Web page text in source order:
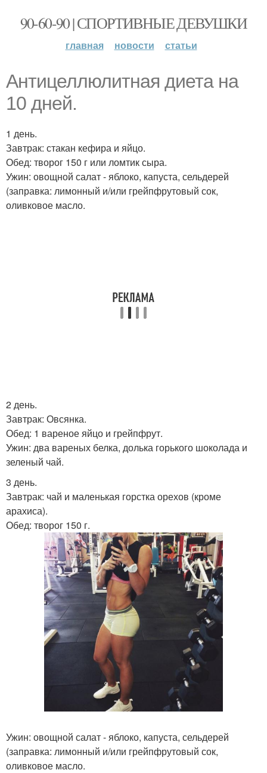
90-60-90 | СПОРТИВНЫЕ ДЕВУШКИ
главная новости статьи
Антицеллюлитная диета на
10 дней.
1 день.
Завтрак: стакан кефира и яйцо.
Обед: творог 150 г или ломтик сыра.
Ужин: овощной салат - яблоко, капуста, сельдерей
(заправка: лимонный и/или грейпфрутовый сок,
оливковое масло.
2 день.
Завтрак: Овсянка.
Обед: 1 вареное яйцо и грейпфрут.
Ужин: два вареных белка, долька горького шоколада и
зеленый чай.
3 день.
Завтрак: чай и маленькая горстка орехов (кроме
арахиса).
Обед: творог 150 г.
Ужин: овощной салат - яблоко, капуста, сельдерей
(заправка: лимонный и/или грейпфрутовый сок,
оливковое масло.